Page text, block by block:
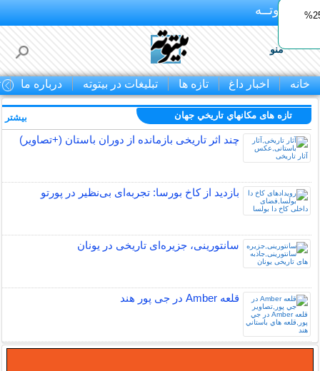
بـیتوتــه
منو
خانه اخبار داغ تازه ها تبلیغات در بیتوته درباره ما
ایمپلنت اقساطی با ضمانت مادام‌العمر+ 25%
تازه های مكانهاي تاريخي جهان
چند اثر تاریخی بازمانده از دوران باستان (+تصاویر)
بازدید از کاخ بورسا: تجربه‌ای بی‌نظیر در پورتو
سانتورینی، جزیره‌ای تاریخی در یونان
قلعه Amber در جی پور هند
بیشتر